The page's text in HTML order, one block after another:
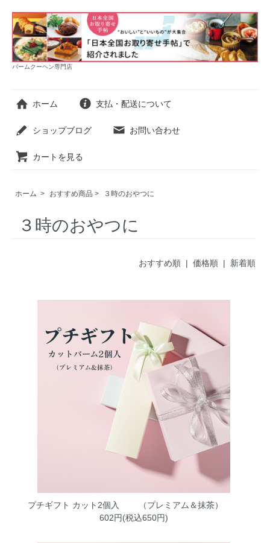
バームクーヘン専門店
ホーム 支払・配送について
ショップブログ お問い合わせ
カートを見る
ホーム > おすすめ商品 > ３時のおやつに
３時のおやつに
おすすめ順 | 価格順| 新着順
プチギフト カット2個入 （プレミアム＆抹茶）
602円(税込650円)